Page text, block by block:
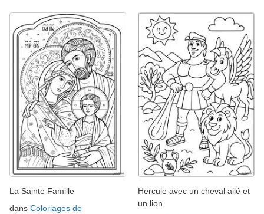
La Sainte Famille
dans Coloriages de
Hercule avec un cheval ailé et
un lion